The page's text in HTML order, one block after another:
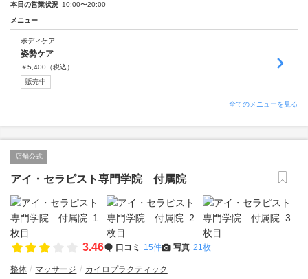
本日の営業状況 10:00〜20:00
メニュー
ボディケア
姿勢ケア
￥5,400 （税込）
販売中
全てのメニューを見る
店舗公式
アイ・セラピスト専門学院 付属院
3.46 口コミ 15件 写真 21枚
整体 マッサージ カイロプラクティック